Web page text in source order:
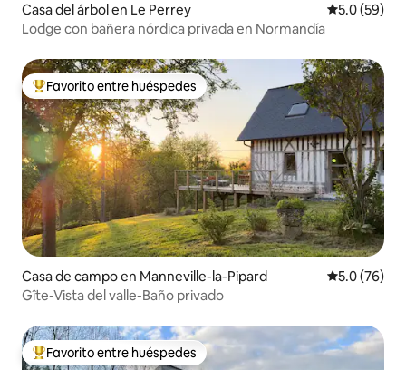
Casa del árbol en Le Perrey Calificación
5.0 (59)
Lodge con bañera nórdica privada en Normandía
Favorito entre huéspedes preferido
Favorito entre huéspedes
Casa de campo en Manneville-la-Pipard Calificación
5.0 (76)
Gîte-Vista del valle-Baño privado
Favorito entre huéspedes preferido
Favorito entre huéspedes